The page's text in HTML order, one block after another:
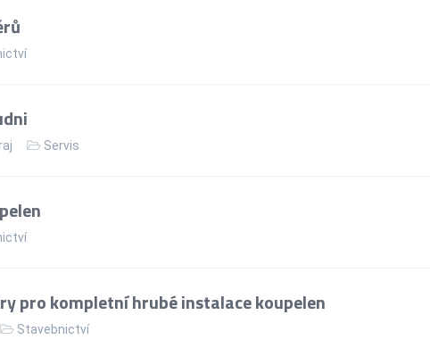
Servis
pro kompletní hrubé instalace koupelen
Stavebnictví